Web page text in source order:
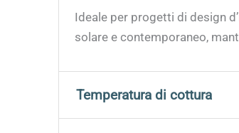
Ideale per progetti di design
solare e contemporaneo,
Temperatura di cottura